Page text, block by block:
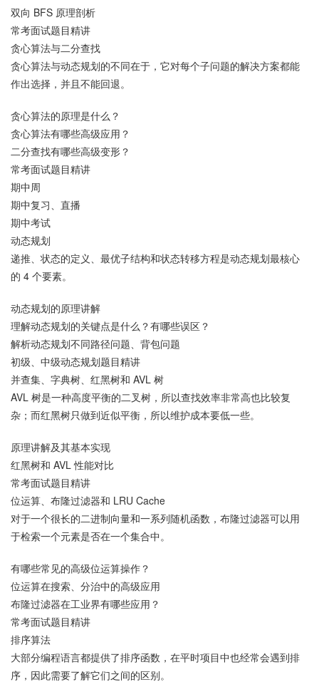
双向 BFS 原理剖析
常考面试题目精讲
贪心算法与二分查找
贪心算法与动态规划的不同在于，它对每个子问题的解决方案都能
作出选择，并且不能回退。
贪心算法的原理是什么？
贪心算法有哪些高级应用？
二分查找有哪些高级变形？
常考面试题目精讲
期中周
期中复习、直播
期中考试
动态规划
递推、状态的定义、最优子结构和状态转移方程是动态规划最核心
的 4 个要素。
动态规划的原理讲解
理解动态规划的关键点是什么？有哪些误区？
解析动态规划不同路径问题、背包问题
初级、中级动态规划题目精讲
并查集、字典树、红黑树和 AVL 树
AVL 树是一种高度平衡的二叉树，所以查找效率非常高也比较复
杂；而红黑树只做到近似平衡，所以维护成本要低一些。
原理讲解及其基本实现
红黑树和 AVL 性能对比
常考面试题目精讲
位运算、布隆过滤器和 LRU Cache
对于一个很长的二进制向量和一系列随机函数，布隆过滤器可以用
于检索一个元素是否在一个集合中。
有哪些常见的高级位运算操作？
位运算在搜索、分治中的高级应用
布隆过滤器在工业界有哪些应用？
常考面试题目精讲
排序算法
大部分编程语言都提供了排序函数，在平时项目中也经常会遇到排
序，因此需要了解它们之间的区别。